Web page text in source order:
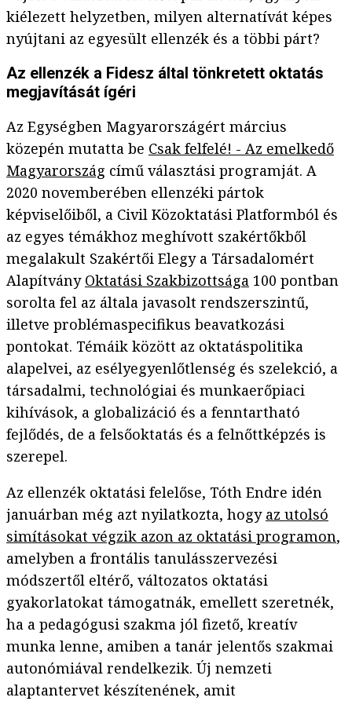
kiélezett helyzetben, milyen alternatívát képes
nyújtani az egyesült ellenzék és a többi párt?
Az ellenzék a Fidesz által tönkretett oktatás
megjavítását ígéri
Az Egységben Magyarországért március
közepén mutatta be Csak felfelé! - Az emelkedő
Magyarország című választási programját. A
2020 novemberében ellenzéki pártok
képviselőiből, a Civil Közoktatási Platformból és
az egyes témákhoz meghívott szakértőkből
megalakult Szakértői Elegy a Társadalomért
Alapítvány Oktatási Szakbizottsága 100 pontban
sorolta fel az általa javasolt rendszerszintű,
illetve problémaspecifikus beavatkozási
pontokat. Témáik között az oktatáspolitika
alapelvei, az esélyegyenlőtlenség és szelekció, a
társadalmi, technológiai és munkaerőpiaci
kihívások, a globalizáció és a fenntartható
fejlődés, de a felsőoktatás és a felnőttképzés is
szerepel.
Az ellenzék oktatási felelőse, Tóth Endre idén
januárban még azt nyilatkozta, hogy az utolsó
simításokat végzik azon az oktatási programon,
amelyben a frontális tanulásszervezési
módszertől eltérő, változatos oktatási
gyakorlatokat támogatnák, emellett szeretnék,
ha a pedagógusi szakma jól fizető, kreatív
munka lenne, amiben a tanár jelentős szakmai
autonómiával rendelkezik. Új nemzeti
alaptantervet készítenének, amit